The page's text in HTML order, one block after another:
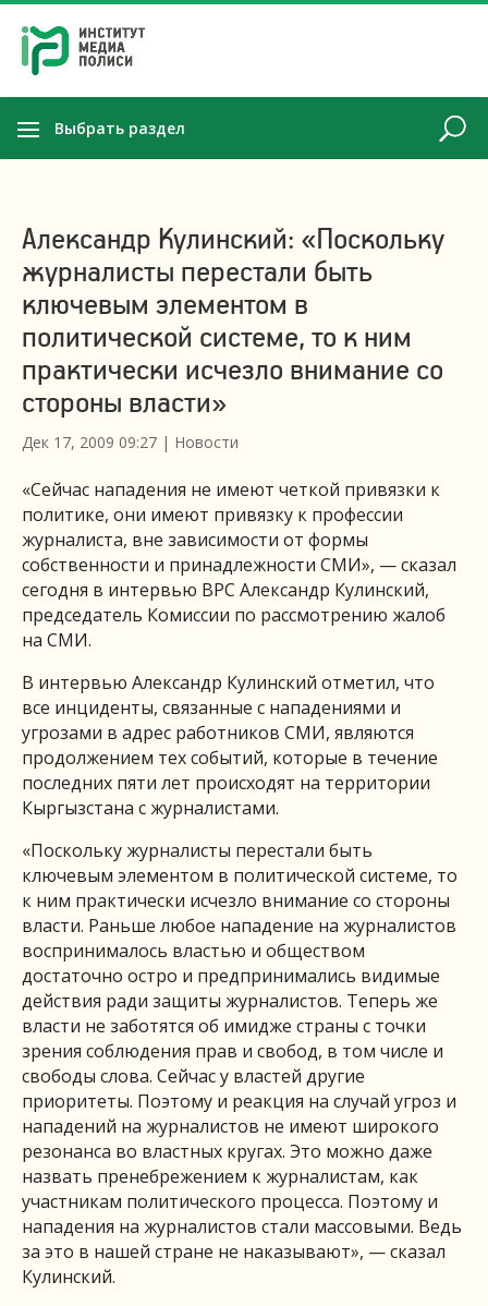
Выбрать раздел
Александр Кулинский: «Поскольку
журналисты перестали быть
ключевым элементом в
политической системе, то к ним
практически исчезло внимание со
стороны власти»
Дек 17, 2009 09:27 | Новости
«Сейчас нападения не имеют четкой привязки к
политике, они имеют привязку к профессии
журналиста, вне зависимости от формы
собственности и принадлежности СМИ», — сказал
сегодня в интервью ВРС Александр Кулинский,
председатель Комиссии по рассмотрению жалоб
на СМИ.
В интервью Александр Кулинский отметил, что
все инциденты, связанные с нападениями и
угрозами в адрес работников СМИ, являются
продолжением тех событий, которые в течение
последних пяти лет происходят на территории
Кыргызстана с журналистами.
«Поскольку журналисты перестали быть
ключевым элементом в политической системе, то
к ним практически исчезло внимание со стороны
власти. Раньше любое нападение на журналистов
воспринималось властью и обществом
достаточно остро и предпринимались видимые
действия ради защиты журналистов. Теперь же
власти не заботятся об имидже страны с точки
зрения соблюдения прав и свобод, в том числе и
свободы слова. Сейчас у властей другие
приоритеты. Поэтому и реакция на случай угроз и
нападений на журналистов не имеют широкого
резонанса во властных кругах. Это можно даже
назвать пренебрежением к журналистам, как
участникам политического процесса. Поэтому и
нападения на журналистов стали массовыми. Ведь
за это в нашей стране не наказывают», — сказал
Кулинский.